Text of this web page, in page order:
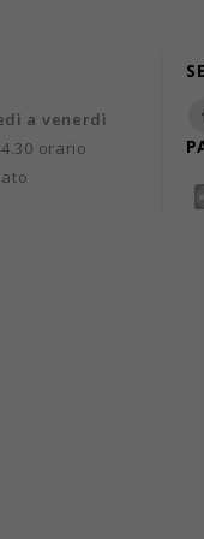
a venerdì
orario